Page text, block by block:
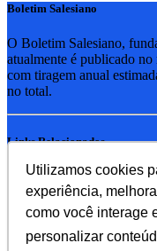
Utilizamos cookies
experiência,
como você interage
personalizar
Boletim Salesiano
O Boletim Salesiano,
atualmente é publicado
com tiragem anual
no total.
Links Relacionados
RSB - Rede
EDEBE - Editora
UPV - União pela
Familia Salesiana